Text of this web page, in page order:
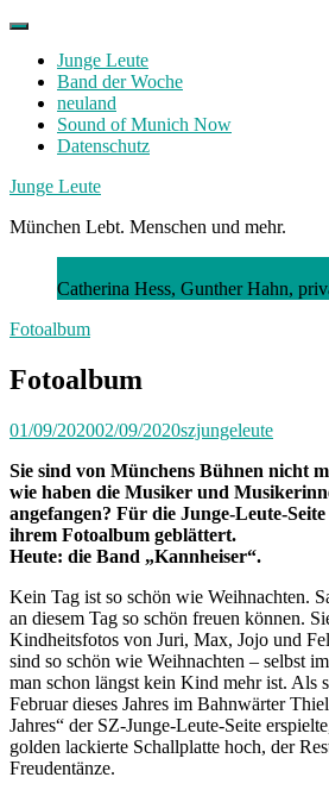
Skip
contentJunge Leute
Band der Woche
neuland
Sound of Munich Now
Datenschutz
Facebook
Twitter
Instagram
Junge Leute
München Lebt. Menschen und mehr.
Catherina Hess, Gunther Hahn,
Fotoalbum
Fotoalbum
01/09/202002/09/2020szjungeleute
Sie sind von Münchens Bühnen nicht
wie haben die Musiker und
angefangen? Für die Junge-Leute-
ihrem Fotoalbum geblättert.
Heute: die Band „Kannheiser“.
Kein Tag ist so schön wie Weihnachten.
an diesem Tag so schön freuen können.
Kindheitsfotos von Juri, Max, Jojo und
sind so schön wie Weihnachten – selbst
man schon längst kein Kind mehr ist. Als
Februar dieses Jahres im Bahnwärter
Jahres“ der SZ-Junge-Leute-Seite
golden lackierte Schallplatte hoch, der
Freudentänze.